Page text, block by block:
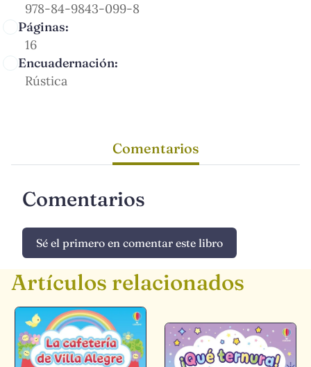
978-84-9843-099-8
Páginas:
16
Encuadernación:
Rústica
Comentarios
Comentarios
Sé el primero en comentar este libro
Artículos relacionados